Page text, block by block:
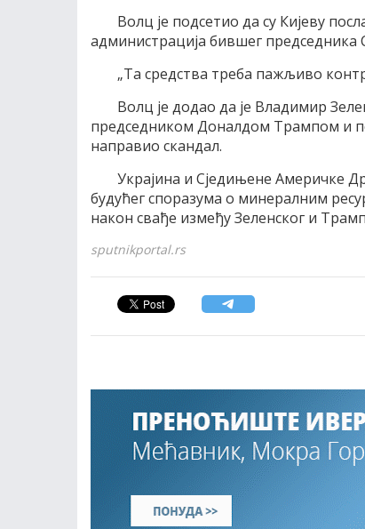
Волц је подсетио да су Кијеву
администрација бившег председника
„Та средства треба пажљиво
Волц је додао да је Владимир
председником Доналдом Трампом и
направио скандал.
Украјина и Сједињене Америчке
будућег споразума о минералним
након свађе између Зеленског и
sputnikportal.rs